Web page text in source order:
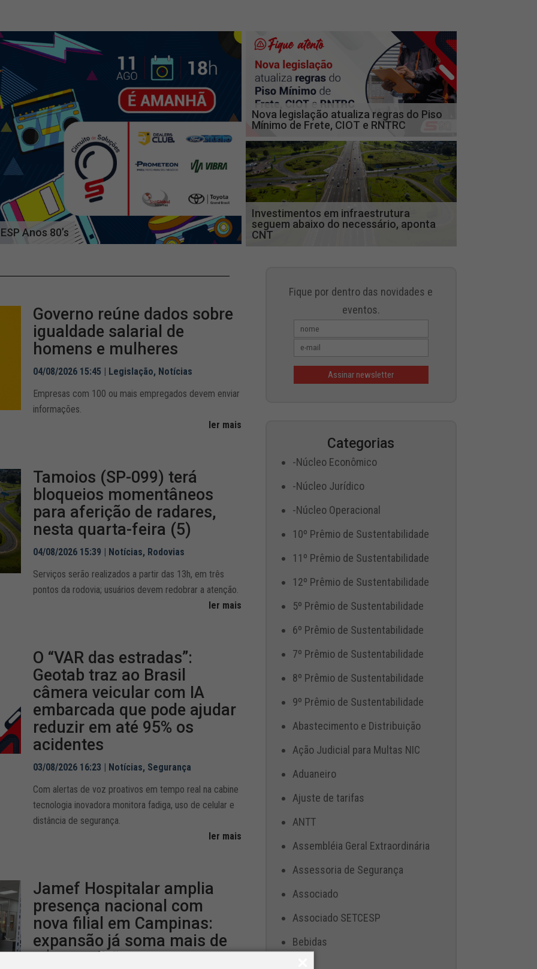
Anos 80’s
Nova legislação atualiza regras do Piso
Mínimo de Frete, CIOT e RNTRC
Investimentos em infraestrutura
seguem abaixo do necessário, aponta
CNT
Governo reúne dados sobre
igualdade salarial de
homens e mulheres
04/08/2026 15:45 Legislação, Notícias
Empresas com 100 ou mais empregados devem enviar
informações.
ler mais
Tamoios (SP-099) terá
bloqueios momentâneos
para aferição de radares,
nesta quarta-feira (5)
04/08/2026 15:39 Notícias, Rodovias
Serviços serão realizados a partir das 13h, em três
pontos da rodovia; usuários devem redobrar a atenção.
ler mais
O “VAR das estradas”:
Geotab traz ao Brasil
câmera veicular com IA
embarcada que pode ajudar
reduzir em até 95% os
acidentes
03/08/2026 16:23 Notícias, Segurança
Com alertas de voz proativos em tempo real na cabine
tecnologia inovadora monitora fadiga, uso de celular e
distância de segurança.
ler mais
Jamef Hospitalar amplia
presença nacional com
nova filial em Campinas:
expansão já soma mais de
R$ 10 milhões em
Fique por dentro das novidades e
eventos.
Categorias
-Núcleo Econômico
-Núcleo Jurídico
-Núcleo Operacional
10º Prêmio de Sustentabilidade
11º Prêmio de Sustentabilidade
12º Prêmio de Sustentabilidade
5º Prêmio de Sustentabilidade
6º Prêmio de Sustentabilidade
7º Prêmio de Sustentabilidade
8º Prêmio de Sustentabilidade
9º Prêmio de Sustentabilidade
Abastecimento e Distribuição
Ação Judicial para Multas NIC
Aduaneiro
Ajuste de tarifas
ANTT
Assembléia Geral Extraordinária
Assessoria de Segurança
Associado
Associado SETCESP
Bebidas